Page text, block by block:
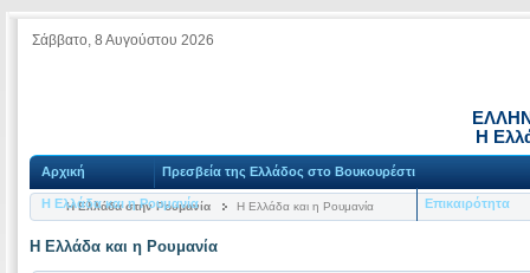
Σάββατο, 8 Αυγούστου 2026
Η
Αρχική Πρεσβεία της Ελλάδος στο Βουκουρέστι
Η Ελλάδα και η Ρουμανία Επικαιρότητα
Η Ελλάδα στην Ρουμανία Η Ελλάδα και η Ρουμανία
Η Ελλάδα και η Ρουμανία